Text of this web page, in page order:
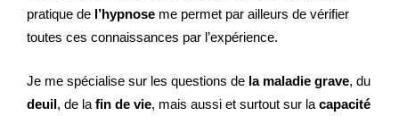
pratique de l’hypnose me permet par ailleurs de vérifier
toutes ces connaissances par l’expérience.
Je me spécialise sur les questions de la maladie grave, du
deuil, de la fin de vie, mais aussi et surtout sur la capacité